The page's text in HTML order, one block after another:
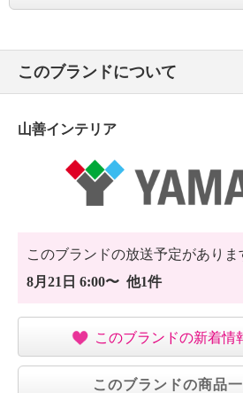
このブランドについて
山善インテリア
このブランドの放送予定がありま
8月21日 6:00〜 他1件
このブランドの新着情
このブランドの商品